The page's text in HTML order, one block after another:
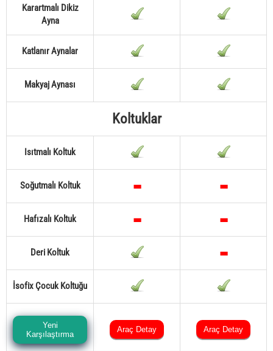
Karartmalı Dikiz
Ayna
Katlanır Aynalar
Makyaj Aynası
Koltuklar
Isıtmalı Koltuk
Soğutmalı Koltuk
Hafızalı Koltuk
Deri Koltuk
İsofix Çocuk Koltuğu
Yeni
Karşılaştırma
Araç Detay Araç Detay